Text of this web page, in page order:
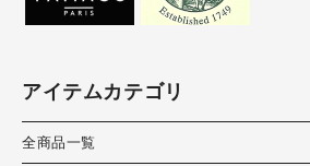
アイテムカテゴリ
全商品一覧